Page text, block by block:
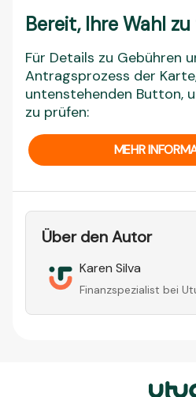
Bereit, Ihre Wahl
Für Details zu Gebühren
Antragsprozess der
untenstehenden Button,
zu prüfen:
MEHR
Über den Autor
Karen Silva
Finanzspezialist bei